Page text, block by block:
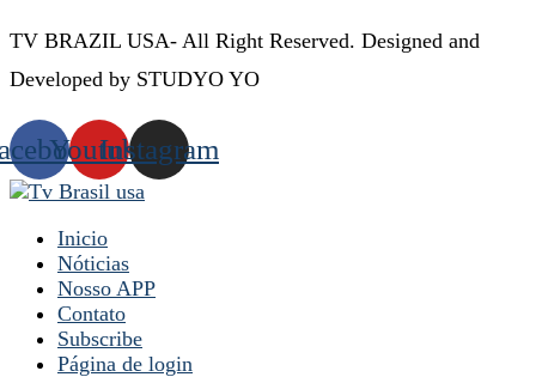
TV BRAZIL USA- All Right Reserved. Designed and
Developed by STUDYO YO
YoutubeInstagram
Inicio
Nóticias
Nosso APP
Contato
Subscribe
Página de login